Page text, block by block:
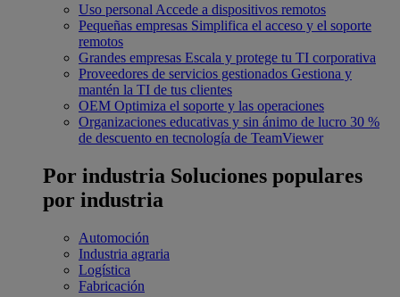
Uso personal Accede a dispositivos remotos
Pequeñas empresas Simplifica el acceso y el soporte
remotos
Grandes empresas Escala y protege tu TI corporativa
Proveedores de servicios gestionados Gestiona y
mantén la TI de tus clientes
OEM Optimiza el soporte y las operaciones
Organizaciones educativas y sin ánimo de lucro 30 %
de descuento en tecnología de TeamViewer
Por industria Soluciones populares
por industria
Automoción
Industria agraria
Logística
Fabricación